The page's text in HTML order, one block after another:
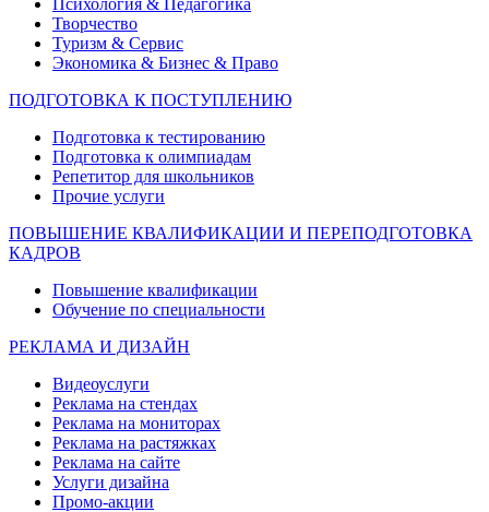
Психология & Педагогика
Творчество
Туризм & Сервис
Экономика & Бизнес & Право
ПОДГОТОВКА К ПОСТУПЛЕНИЮ
Подготовка к тестированию
Подготовка к олимпиадам
Репетитор для школьников
Прочие услуги
ПОВЫШЕНИЕ КВАЛИФИКАЦИИ И ПЕРЕПОДГОТОВКА
КАДРОВ
Повышение квалификации
Обучение по специальности
РЕКЛАМА И ДИЗАЙН
Видеоуслуги
Реклама на стендах
Реклама на мониторах
Реклама на растяжках
Реклама на сайте
Услуги дизайна
Промо-акции